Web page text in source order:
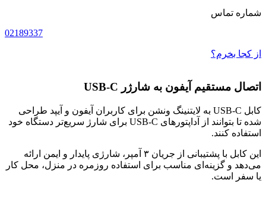
شماره تماس
02189337
از کجا بخرم؟
اتصال مستقیم آیفون به شارژر USB-C
کابل USB-C به لایتنینگ ونشن برای کاربران آیفون و آیپد طراحی
شده تا بتوانند از آداپتورهای USB-C برای شارژ سریع‌تر دستگاه خود
استفاده کنند.
این کابل با پشتیبانی از جریان ۳ آمپر، شارژی پایدار و ایمن ارائه
می‌دهد و گزینه‌ای مناسب برای استفاده روزمره در منزل، محل کار
یا سفر است.